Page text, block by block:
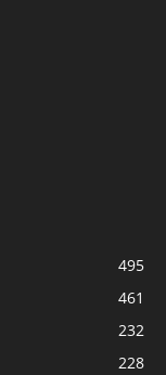
495
461
232
228